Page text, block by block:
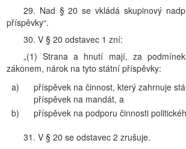
29. Nad § 20 se vkládá skupinový
příspěvky“.
30. V § 20 odstavec 1 zní:
„(1) Strana a hnutí mají, za
zákonem, nárok na tyto státní příspěvky:
a)
příspěvek na činnost, který zahrnuje
příspěvek na mandát, a
b)
příspěvek na podporu činnosti
31. V § 20 se odstavec 2 zrušuje.